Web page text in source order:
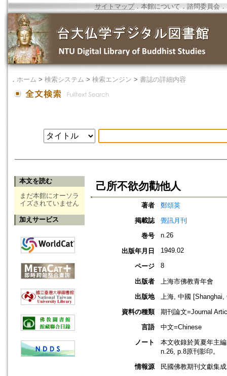
サイトマップ．本館について ． 諮問委員会 ．
． ホーム > 検索システム > 検索エンジン > 書誌の詳細内容
本文を読む
まだ本館にオーソラ
イズされていません
加えサービス
己所不欲勿勸他人
著者
鄭頌英
掲載誌
覺訊月刊
巻号
n.26
出版年月日 1949.02
ページ 8
出版者
上海市佛教青年會
出版地
上海, 中國 [Shanghai,
資料の種類
期刊論文=Journal
言語
中文=Chinese
ノート
本文收錄於黃夏年主
n.26, p.8原刊影印。
情報源
民國佛教期刊文獻集